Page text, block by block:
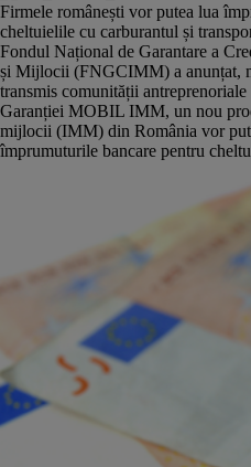
Firmele românești vor putea lua
cheltuielile cu carburantul și
Fondul Național de Garantare a
și Mijlocii (FNGCIMM) a anunțat,
transmis comunității antreprenoriale
Garanției MOBIL IMM, un nou
mijlocii (IMM) din România vor
împrumuturile bancare pentru